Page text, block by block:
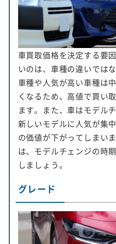
車買取価格を決定する要
いのは、車種の違いでは
車種や人気が高い車種は
くなるため、高値で買い
ます。また、車はモデル
新しいモデルに人気が集
の価値が下がってしまい
は、モデルチェンジの時
しましょう。
グレード